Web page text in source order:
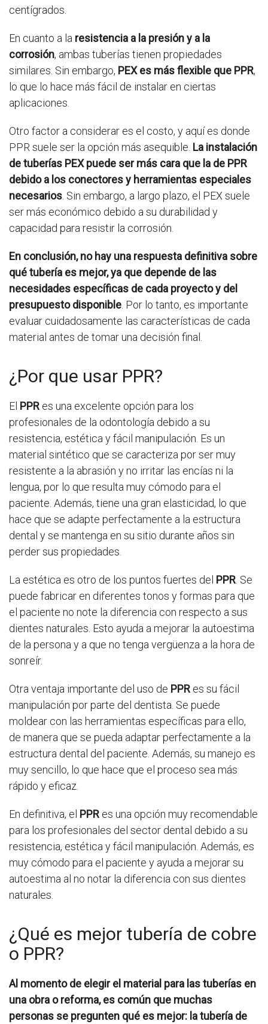
centígrados.
En cuanto a la resistencia a la presión y a la
corrosión, ambas tuberías tienen propiedades
similares. Sin embargo, PEX es más flexible que PPR,
lo que lo hace más fácil de instalar en ciertas
aplicaciones.
Otro factor a considerar es el costo, y aquí es donde
PPR suele ser la opción más asequible. La instalación
de tuberías PEX puede ser más cara que la de PPR
debido a los conectores y herramientas especiales
necesarios . Sin embargo, a largo plazo, el PEX suele
ser más económico debido a su durabilidad y
capacidad para resistir la corrosión.
En conclusión, no hay una respuesta definitiva sobre
qué tubería es mejor, ya que depende de las
necesidades específicas de cada proyecto y del
presupuesto disponible . Por lo tanto, es importante
evaluar cuidadosamente las características de cada
material antes de tomar una decisión final.
¿Por que usar PPR?
El PPR es una excelente opción para los
profesionales de la odontología debido a su
resistencia, estética y fácil manipulación. Es un
material sintético que se caracteriza por ser muy
resistente a la abrasión y no irritar las encías ni la
lengua, por lo que resulta muy cómodo para el
paciente. Además, tiene una gran elasticidad, lo que
hace que se adapte perfectamente a la estructura
dental y se mantenga en su sitio durante años sin
perder sus propiedades.
La estética es otro de los puntos fuertes del PPR . Se
puede fabricar en diferentes tonos y formas para que
el paciente no note la diferencia con respecto a sus
dientes naturales. Esto ayuda a mejorar la autoestima
de la persona y a que no tenga vergüenza a la hora de
sonreír.
Otra ventaja importante del uso de PPR es su fácil
manipulación por parte del dentista. Se puede
moldear con las herramientas específicas para ello,
de manera que se pueda adaptar perfectamente a la
estructura dental del paciente. Además, su manejo es
muy sencillo, lo que hace que el proceso sea más
rápido y eficaz.
En definitiva, el PPR es una opción muy recomendable
para los profesionales del sector dental debido a su
resistencia, estética y fácil manipulación. Además, es
muy cómodo para el paciente y ayuda a mejorar su
autoestima al no notar la diferencia con sus dientes
naturales.
¿Qué es mejor tubería de cobre
o PPR?
Al momento de elegir el material para las tuberías en
una obra o reforma, es común que muchas
personas se pregunten qué es mejor: la tubería de